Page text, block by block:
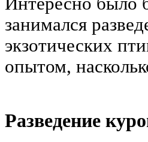
занимался
экзотических
опытом,
Разведение